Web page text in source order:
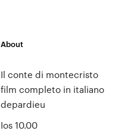
About
Il conte di montecristo
film completo in italiano
depardieu
Ios 10.00